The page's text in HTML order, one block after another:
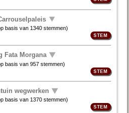
basis van 1340 stemmen)
Fata Morgana
basis van957 stemmen)
wegwerken
basis van 1370 stemmen)